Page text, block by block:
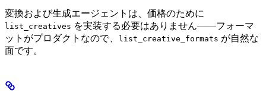
変換および生成エージェントは、価格のために
list_creatives を実装する必要はありません——フォーマ
ットがプロダクトなので、
list_creative_formats が自然な
面です。